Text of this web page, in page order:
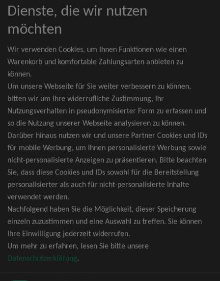
Zusatzangebote oder ähnliches.
Sie erhalten ausschließlich
zusammenhängende Sitzplätze, welche
nach der Bestplatzbuchung vergeben
werden.
wider Erwarten doch nicht verfügbar
sein, erhalten Sie von uns Tickets für die
nächst bessere Kategorie. Und das
kostenfrei und völlig automatisch.
TOP-Events
André Rieu Tickets
David Garrett Tickets
Andrea Berg Tickets
Backstreet Boys Tickets
Unheilig Tickets
Santiano Tickets
Dienste, die wir nutzen
möchten
Wir verwenden Cookies, um Ihnen Funktionen wie einen
Warenkorb und komfortable Zahlungsarten anbieten zu
können.
Um unsere Webseite für Sie weiter verbessern zu können,
bitten wir um Ihre widerrufliche Zustimmung, Ihr
Nutzungsverhalten in pseudonymisierter Form zu erfassen und
so die Nutzung unserer Webseite analysieren zu können.
Darüber hinaus nutzen wir und unsere Partner Cookies und IDs
für mobile Werbung, um Ihnen personalisierte Werbung sowie
nicht-personalisierte Anzeigen zu präsentieren. Bitte beachten
Sie, dass diese Cookies und IDs sowohl für die Bereitstellung
personalisierter als auch für nicht-personalisierte Inhalte
verwendet werden.
Nachfolgend haben Sie die Möglichkeit, dieser Speicherung
einzeln zuzustimmen und eine Auswahl zu treffen. Sie können
Ihre Einwilligung jederzeit widerrufen.
Um mehr zu erfahren, lesen Sie bitte unsere
Datenschutzerklärung.